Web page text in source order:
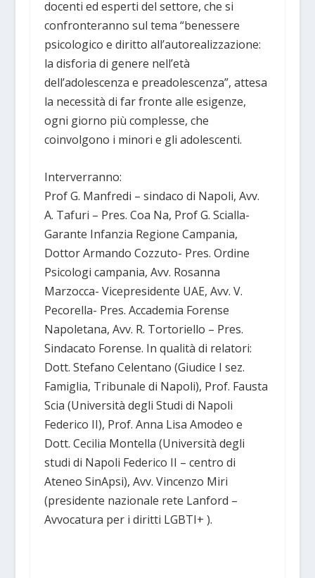
docenti ed esperti del settore, che si
confronteranno sul tema “benessere
psicologico e diritto all’autorealizzazione:
la disforia di genere nell’età
dell’adolescenza e preadolescenza”, attesa
la necessità di far fronte alle esigenze,
ogni giorno più complesse, che
coinvolgono i minori e gli adolescenti.
Interverranno:
Prof G. Manfredi – sindaco di Napoli, Avv.
A. Tafuri – Pres. Coa Na, Prof G. Scialla-
Garante Infanzia Regione Campania,
Dottor Armando Cozzuto- Pres. Ordine
Psicologi campania, Avv. Rosanna
Marzocca- Vicepresidente UAE, Avv. V.
Pecorella- Pres. Accademia Forense
Napoletana, Avv. R. Tortoriello – Pres.
Sindacato Forense. In qualità di relatori:
Dott. Stefano Celentano (Giudice I sez.
Famiglia, Tribunale di Napoli), Prof. Fausta
Scia (Università degli Studi di Napoli
Federico II), Prof. Anna Lisa Amodeo e
Dott. Cecilia Montella (Università degli
studi di Napoli Federico II – centro di
Ateneo SinApsi), Avv. Vincenzo Miri
(presidente nazionale rete Lanford –
Avvocatura per i diritti LGBTI+ ).